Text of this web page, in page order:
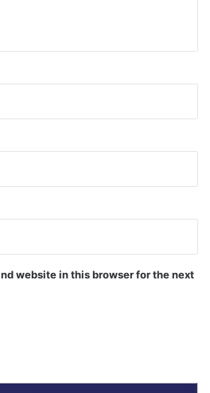
website in this browser for the next